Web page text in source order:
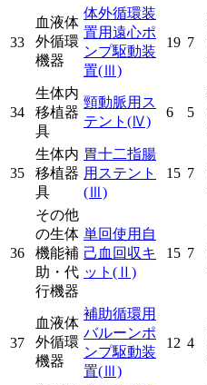
33
血液体
外循環
機器
体外循環装
置用遠心ポ
ンプ駆動装
置(Ⅲ)
19 7
34
生体内
移植器
具
頸動脈用ス
テント (Ⅳ)
6 5
35
生体内
移植器
具
胃十二指腸
用ステント
(Ⅲ)
15 7
36
その他
の生体
機能補
助・代
行機器
単回使用自
己血回収キ
ット (Ⅱ)
15 7
37
血液体
外循環
機器
補助循環用
バルーンポ
ンプ駆動装
置(Ⅲ)
12 4